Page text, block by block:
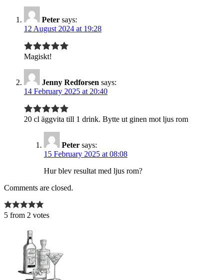
Peter says:
12 August 2024 at 19:28
Magiskt!
Jenny Redforsen says:
14 February 2025 at 20:40
20 cl äggvita till 1 drink. Bytte ut ginen mot ljus rom
Peter says:
15 February 2025 at 08:08
Hur blev resultat med ljus rom?
Comments are closed.
5 from 2 votes